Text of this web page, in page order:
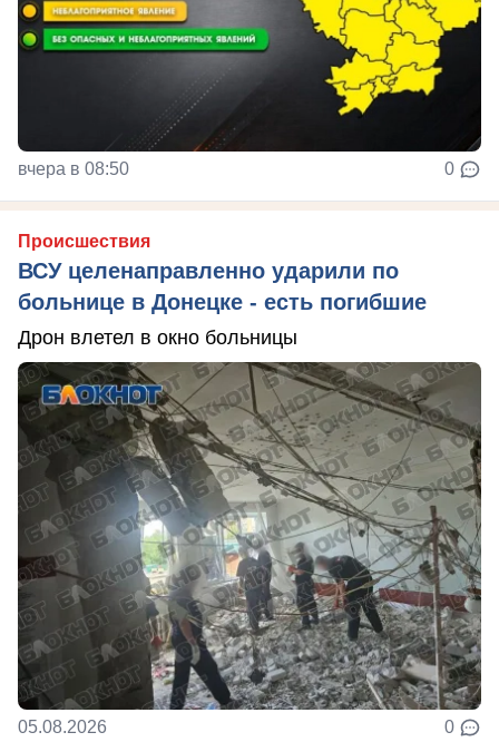
вчера в 08:50 0
Происшествия
ВСУ целенаправленно ударили по
больнице в Донецке - есть погибшие
Дрон влетел в окно больницы
05.08.2026 0